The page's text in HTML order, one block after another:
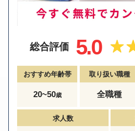
総合評価 5.0
おすすめ年齢帯
20~50歳
取り扱い職種
全職種
求人数